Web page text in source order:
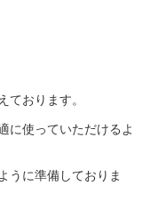
ております。
に使っていただけるよ
うに準備しておりま